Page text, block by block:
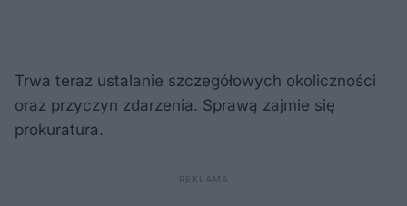
Trwa teraz ustalanie szczegółowych okoliczności
oraz przyczyn zdarzenia. Sprawą zajmie się
prokuratura.